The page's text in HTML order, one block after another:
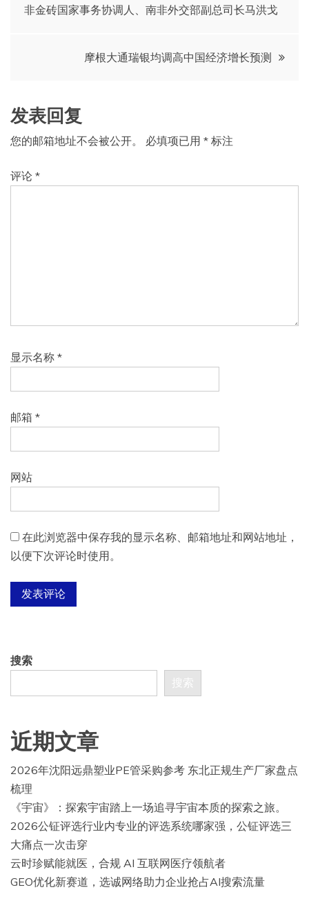
章
非金砖国家事务协调人、南非外交部副总司长马洪戈
摩根大通瑞银均调高中国经济增长预测
发表回复
您的邮箱地址不会被公开。 必填项已用 * 标注
评论 *
显示名称 *
邮箱 *
网站
在此浏览器中保存我的显示名称、邮箱地址和网站地址，
以便下次评论时使用。
搜索
搜索
近期文章
2026年沈阳远鼎塑业PE管采购参考 东北正规生产厂家盘点
梳理
《宇宙》：探索宇宙踏上一场追寻宇宙本质的探索之旅。
2026公钲评选行业内专业的评选系统哪家强，公钲评选三
大痛点一次击穿
云时珍赋能就医，合规 AI 互联网医疗领航者
GEO优化新赛道，选诚网络助力企业抢占AI搜索流量